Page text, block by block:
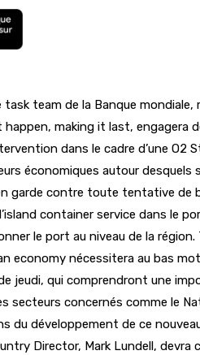
task team de la Banque
happen, making it last, engagera
dans le cadre d’une
économiques autour desquels
garde contre toute tentative de
container service dans le
le port au niveau de la
economy nécessitera au bas
jeudi, qui comprendront une
secteurs concernés comme le
du développement de ce
Director, Mark Lundell,